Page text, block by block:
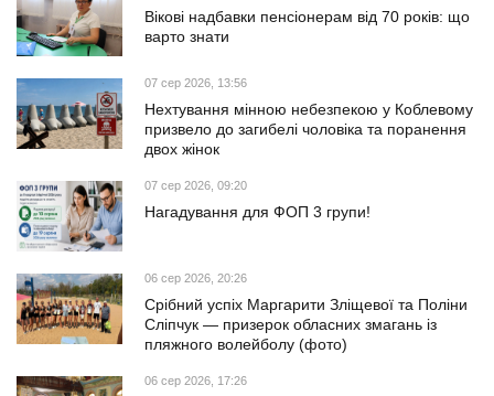
Вікові надбавки пенсіонерам від 70 років: що
варто знати
07 сер 2026, 13:56
Нехтування мінною небезпекою у Коблевому
призвело до загибелі чоловіка та поранення
двох жінок
07 сер 2026, 09:20
Нагадування для ФОП 3 групи!
06 сер 2026, 20:26
Срібний успіх Маргарити Зліщевої та Поліни
Сліпчук — призерок обласних змагань із
пляжного волейболу (фото)
06 сер 2026, 17:26